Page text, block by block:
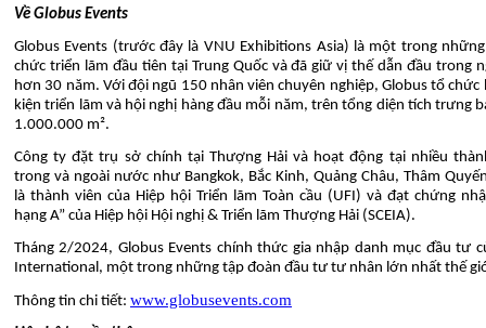
Về Globus Events
Globus Events (trước đây là VNU Exhibitions Asia) là một trong
chức triển lãm đầu tiên tại Trung Quốc và đã giữ vị thế dẫn đầu trong
hơn 30 năm. Với đội ngũ 150 nhân viên chuyên nghiệp, Globus tổ chức
kiện triển lãm và hội nghị hàng đầu mỗi năm, trên tổng diện tích trưng
1.000.000 m².
Công ty đặt trụ sở chính tại Thượng Hải và hoạt động tại nhiều
trong và ngoài nước như Bangkok, Bắc Kinh, Quảng Châu, Thâm
là thành viên của Hiệp hội Triển lãm Toàn cầu (UFI) và đạt chứng
hạng A” của Hiệp hội Hội nghị & Triển lãm Thượng Hải (SCEIA).
Tháng 2/2024, Globus Events chính thức gia nhập danh mục đầu tư
International, một trong những tập đoàn đầu tư tư nhân lớn nhất thế
Thông tin chi tiết: www.globusevents.com